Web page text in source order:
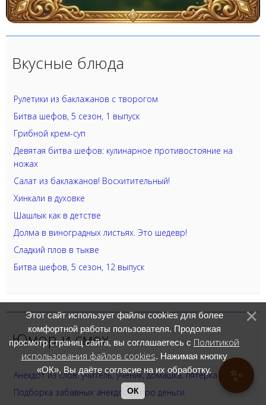
Вкусные блюда
Рулетики из баклажанов с творогом
Битва шефов, 5 сезон, 1 выпуск
Грибной крем-суп
Девятая битва шефов: кулинарное противостояние на
ножах
Салат из баклажанов! Восхитительный!
Хинкали в духовке
Шашлык как в детстве
Долма в виноградных листьях. Это шедевр!
Сладкий плов в тыкве
Битва шефов, 5 сезон, 12 выпуск
Юмор и смех
Анекдот из слов: учитель, ученик, домашка, пятёрка
Подборка забавных анекдотов про деньги
✨
Этот сайт использует файлы cookies для более
комфортной работы пользователя. Продолжая
просмотр страниц сайта, вы соглашаетесь с Политикой
использования файлов cookies. Нажимая кнопку
«ОК», Вы даёте согласие на их обработку.
ОК